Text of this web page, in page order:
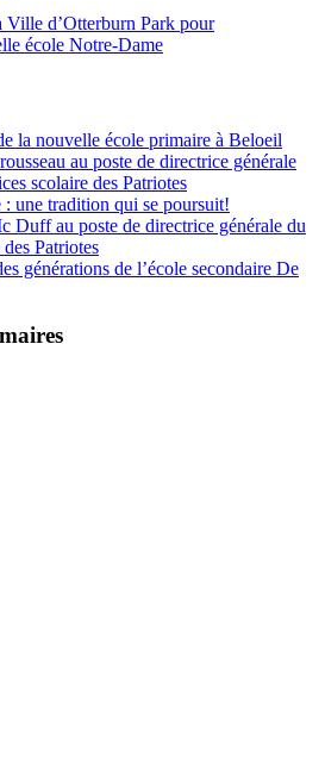
Ville d’Otterburn Park pour
école Notre-Dame
la nouvelle école primaire à Beloeil
au poste de directrice générale
scolaire des Patriotes
une tradition qui se poursuit!
Duff au poste de directrice générale du
Patriotes
générations de l’école secondaire De